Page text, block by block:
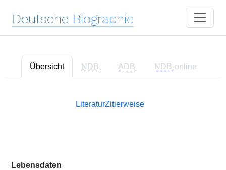
Deutsche Biographie
Übersicht NDB ADB NDB-online
LiteraturZitierweise
Lebensdaten